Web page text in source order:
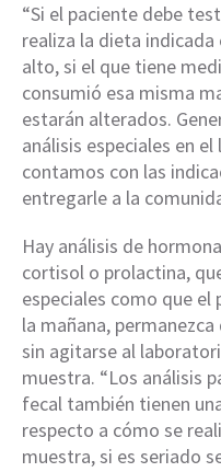
“Si el paciente debe
realiza la dieta
alto, si el que tiene
consumió esa misma
estarán alterados.
análisis especiales en
contamos con las
entregarle a la
Hay análisis de
cortisol o prolactina,
especiales como que el
la mañana,
sin agitarse al
muestra. “Los análisis
fecal también tienen
respecto a cómo se
muestra, si es seriado